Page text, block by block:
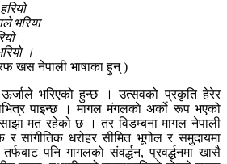
भरिया
।
खस नेपाली भाषाका हुन् )
भरिएको हुन्छ । उत्सवको प्रकृति हेरेर
पाइन्छ । मागल मंगलकाे अर्को रूप भएको
मत रहेको छ । तर विडम्बना मागल नेपाली
सांगीतिक धरोहर सीमित भूगोल र समुदायमा
पनि गागलकाे संवर्द्धन, प्रवर्द्धनमा खासै